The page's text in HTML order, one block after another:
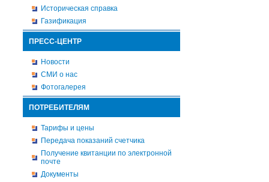
Историческая справка
Газификация
ПРЕСС-ЦЕНТР
Новости
СМИ о нас
Фотогалерея
ПОТРЕБИТЕЛЯМ
Тарифы и цены
Передача показаний счетчика
Получение квитанции по электронной
почте
Документы